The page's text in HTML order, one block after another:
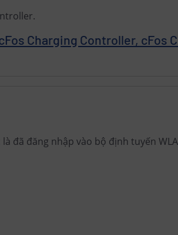
Charging Controller, cFos
đã đăng nhập vào bộ định tuyến